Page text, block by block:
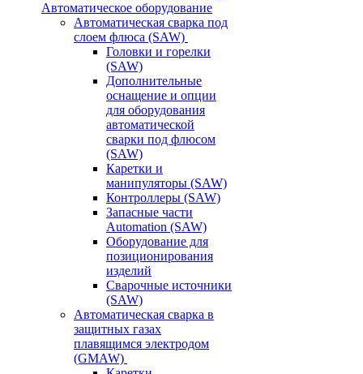
Автоматическое оборудование
Автоматическая сварка под
слоем флюса (SAW)
Головки и горелки
(SAW)
Дополнительные
оснащение и опции
для оборудования
автоматической
сварки под флюсом
(SAW)
Каретки и
манипуляторы (SAW)
Контроллеры (SAW)
Запасные части
Automation (SAW)
Оборудование для
позиционирования
изделий
Сварочные источники
(SAW)
Автоматическая сварка в
защитных газах
плавящимся электродом
(GMAW)